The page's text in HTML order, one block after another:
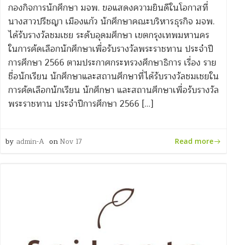
กองกิจการนักศึกษา มจพ. ขอแสดงความยินดีในโอกาสที่
นางสาวปรีชญา เมืองแก้ว นักศึกษาคณะบริหารธุรกิจ มจพ.
ได้รับรางวัลชมเชย ระดับอุดมศึกษา เขตกรุงเทพมหานคร
ในการคัดเลือกนักศึกษาเพื่อรับรางวัลพระราชทาน ประจำปี
การศึกษา 2566 ตามประกาศกระทรวงศึกษาธิการ เรื่อง ราย
ชื่อนักเรียน นักศึกษาและสถานศึกษาที่ได้รับรางวัลชมเชยใน
การคัดเลือกนักเรียน นักศึกษา และสถานศึกษาเพื่อรับรางวัล
พระราชทาน ประจำปีการศึกษา 2566 […]
by admin-A on Nov 17 Read more